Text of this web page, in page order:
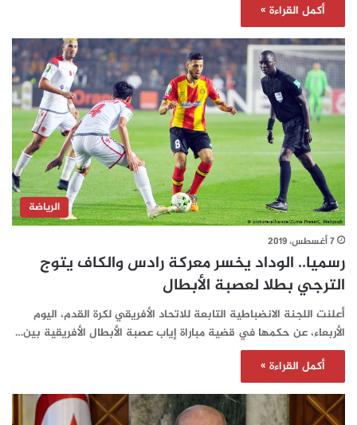
أكمل القراءة »
الرياضة
7 أغسطس، 2019
رسميا.. الوداد يخسر معركة رادس والكاف يتوج
الترجي بطلا لعصبة الأبطال‎
أعلنت اللجنة الانضباطية التابعة للاتحاد الأفريقي لكرة القدم، اليوم
الأربعاء، عن حكمها في قضية مباراة إياب عصبة الأبطال الأفريقية بين…
أكمل القراءة »